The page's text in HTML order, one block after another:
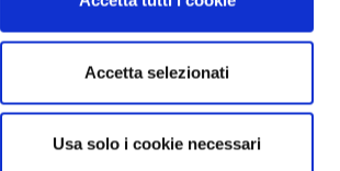
Accetta selezionati
Usa solo i cookie necessari
10.000,00. Interamente versato.
tutti i contenuti del sito www.ecofarma.it
informativa e volti esclusivamente a